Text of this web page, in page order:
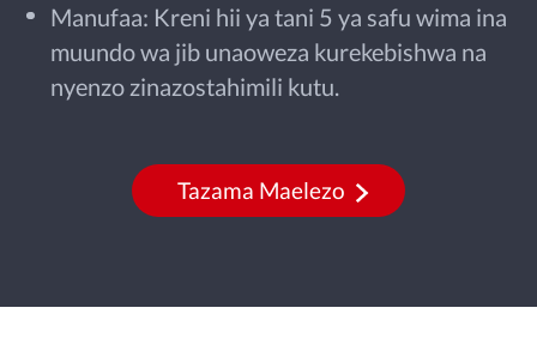
Manufaa: Kreni hii ya tani 5 ya safu wima ina
muundo wa jib unaoweza kurekebishwa na
nyenzo zinazostahimili kutu.
Tazama Maelezo